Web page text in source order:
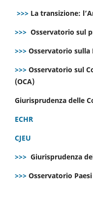
>>> La transizione:
>>> Osservatorio sul
>>> Osservatorio sulla
>>> Osservatorio sul
(OCA)
Giurisprudenza delle
ECHR
CJEU
>>> Giurisprudenza
>>> Osservatorio